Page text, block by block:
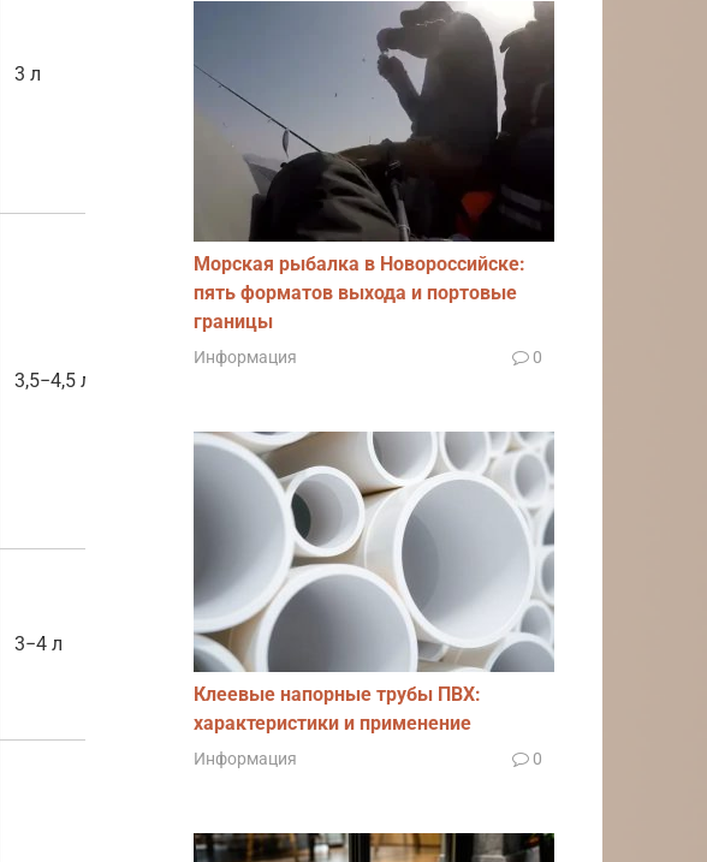
3 л
Sigma50,
3,5−4,5 л
клавиши
11
3−4 л
клавиша
8
440
Морская рыбалка в Новороссийске:
пять форматов выхода и портовые
границы
Информация 0
Клеевые напорные трубы ПВХ:
характеристики и применение
Информация 0